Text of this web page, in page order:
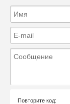
Повторите код: